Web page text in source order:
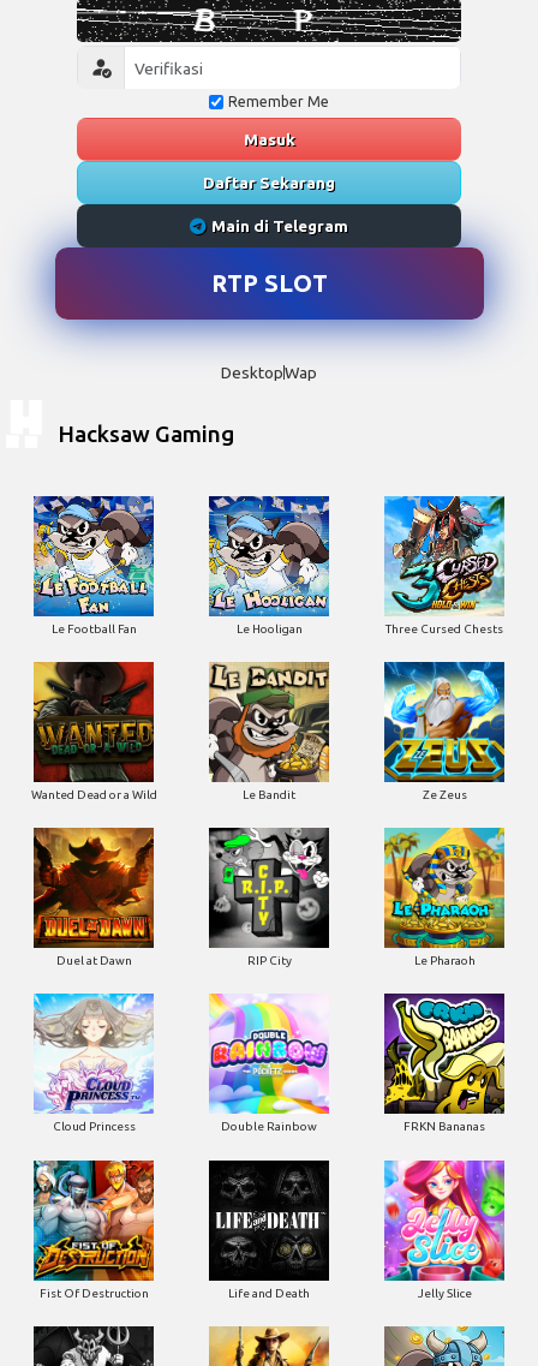
Remember Me
Masuk
Daftar Sekarang
Main di Telegram
RTP SLOT
DesktopWap
Hacksaw Gaming
Le Football Fan Le Hooligan Three Cursed Chests
Wanted Dead or a Wild Le Bandit Ze Zeus
Duel at Dawn RIP City Le Pharaoh
Cloud Princess Double Rainbow FRKN Bananas
Fist Of Destruction Life and Death Jelly Slice